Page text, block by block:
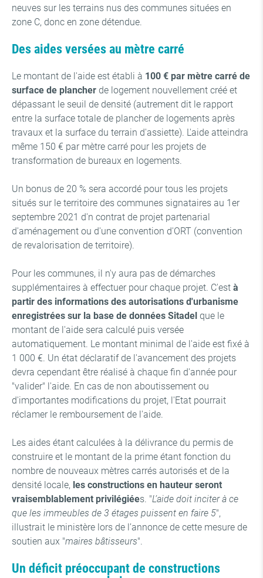
neuves sur les terrains nus des communes situées en
zone C, donc en zone détendue.
Des aides versées au mètre carré
Le montant de l'aide est établi à 100 € par mètre carré de
surface de plancher de logement nouvellement créé et
dépassant le seuil de densité (autrement dit le rapport
entre la surface totale de plancher de logements après
travaux et la surface du terrain d'assiette). L'aide atteindra
même 150 € par mètre carré pour les projets de
transformation de bureaux en logements.
Un bonus de 20 % sera accordé pour tous les projets
situés sur le territoire des communes signataires au 1er
septembre 2021 d'n contrat de projet partenarial
d'aménagement ou d'une convention d'ORT (convention
de revalorisation de territoire).
Pour les communes, il n'y aura pas de démarches
supplémentaires à effectuer pour chaque projet. C'est à
partir des informations des autorisations d'urbanisme
enregistrées sur la base de données Sitadel que le
montant de l'aide sera calculé puis versée
automatiquement. Le montant minimal de l'aide est fixé à
1 000 €. Un état déclaratif de l'avancement des projets
devra cependant être réalisé à chaque fin d'année pour
"valider" l'aide. En cas de non aboutissement ou
d'importantes modifications du projet, l'Etat pourrait
réclamer le remboursement de l'aide.
Les aides étant calculées à la délivrance du permis de
construire et le montant de la prime étant fonction du
nombre de nouveaux mètres carrés autorisés et de la
densité locale, les constructions en hauteur seront
vraisemblablement privilégiées. "L’aide doit inciter à ce
que les immeubles de 3 étages puissent en faire 5",
illustrait le ministère lors de l’annonce de cette mesure de
soutien aux "maires bâtisseurs".
Un déficit préoccupant de constructions